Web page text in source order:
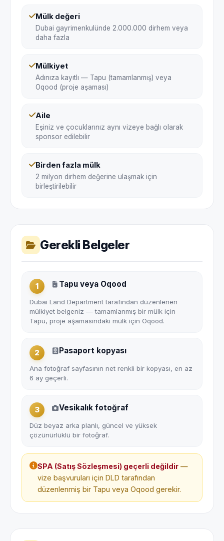
Mülk değeri
Dubai gayrimenkulünde 2.000.000 dirhem veya
daha fazla
Mülkiyet
Adınıza kayıtlı — Tapu (tamamlanmış) veya
Oqood (proje aşaması)
Aile
Eşiniz ve çocuklarınız aynı vizeye bağlı olarak
sponsor edilebilir
Birden fazla mülk
2 milyon dirhem değerine ulaşmak için
birleştirilebilir
Gerekli Belgeler
1 Tapu veya Oqood
Dubai Land Department tarafından düzenlenen
mülkiyet belgeniz — tamamlanmış bir mülk için
Tapu, proje aşamasındaki mülk için Oqood.
2 Pasaport kopyası
Ana fotoğraf sayfasının net renkli bir kopyası, en az
6 ay geçerli.
3 Vesikalık fotoğraf
Düz beyaz arka planlı, güncel ve yüksek
çözünürlüklü bir fotoğraf.
SPA (Satış Sözleşmesi) geçerli değildir —
vize başvuruları için DLD tarafından
düzenlenmiş bir Tapu veya Oqood gerekir.